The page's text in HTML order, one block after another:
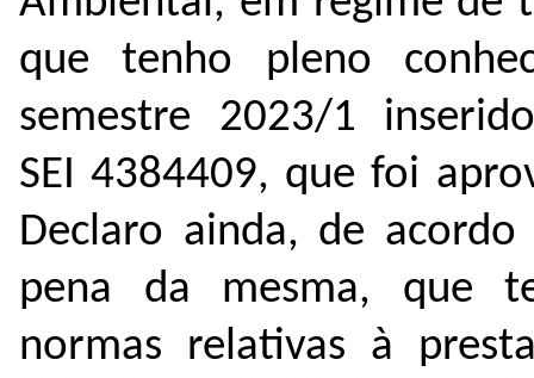
que tenho pleno
semestre 2023/1
SEI4384409, que foi
Declaro ainda, de
pena da mesma, que
normas relativas à